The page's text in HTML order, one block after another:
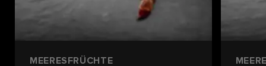
MEERESFRÜCHTE